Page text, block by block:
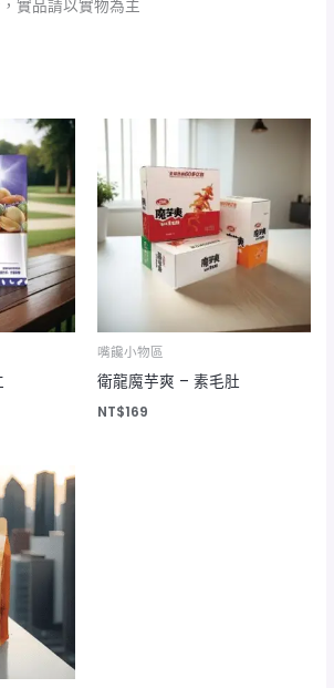
實品請以實物為主
嘴饞小物區
衛龍魔芋爽 – 素毛肚
NT$169